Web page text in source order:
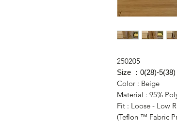
250205
Size ：0(28)-5(38)
Color : Beige
Material : 95%
Fit : Loose - Low
(Teflon ™ Fabric